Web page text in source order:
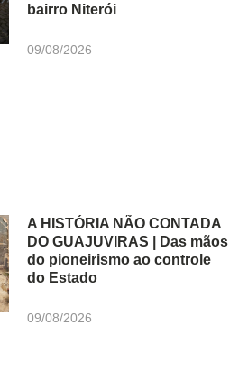
bairro Niterói
09/08/2026
A HISTÓRIA NÃO CONTADA
DO GUAJUVIRAS | Das mãos
do pioneirismo ao controle
do Estado
09/08/2026